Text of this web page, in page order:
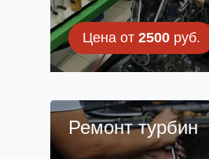
Цена от 2500руб.
Ремонт турбин